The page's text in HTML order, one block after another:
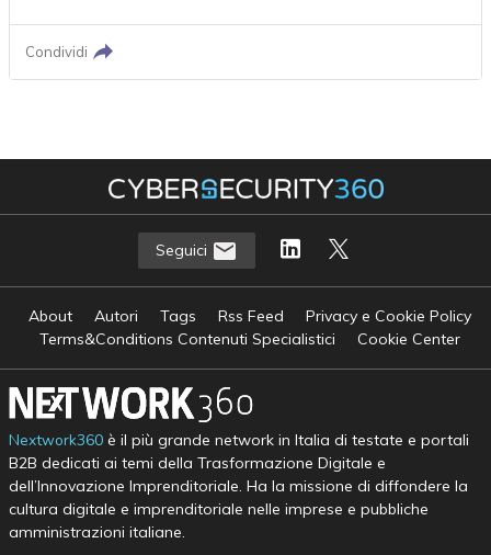
Condividi
Seguici
About Autori Tags Rss Feed
Privacy e Cookie Policy
Terms&Conditions Contenuti Specialistici
Cookie Center
Nextwork360è il più grande network in Italia di testate e portali
B2B dedicati ai temi della Trasformazione Digitale e
dell’Innovazione Imprenditoriale. Ha la missione di diffondere la
cultura digitale e imprenditoriale nelle imprese e pubbliche
amministrazioni italiane.